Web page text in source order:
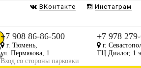
ВКонтакте Инстаграм
+7 908 86-86-500
г. Тюмень,
ул. Пермякова, 1
Вход со стороны парковки
+7 978
г.
ТЦ Диалог, 1